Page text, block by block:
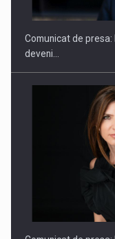
Hard Enduro Piatra
Comunicat de
deveni…